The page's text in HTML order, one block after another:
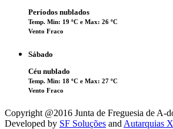
Períodos nublados
Temp. Min: 19 ºC e Max: 26 ºC
Vento Fraco
Sábado
Céu nublado
Temp. Min: 18 ºC e Max: 27 ºC
Vento Fraco
Copyright @2016 Junta de Freguesia de A-
Developed by SF Soluções and Autarquias